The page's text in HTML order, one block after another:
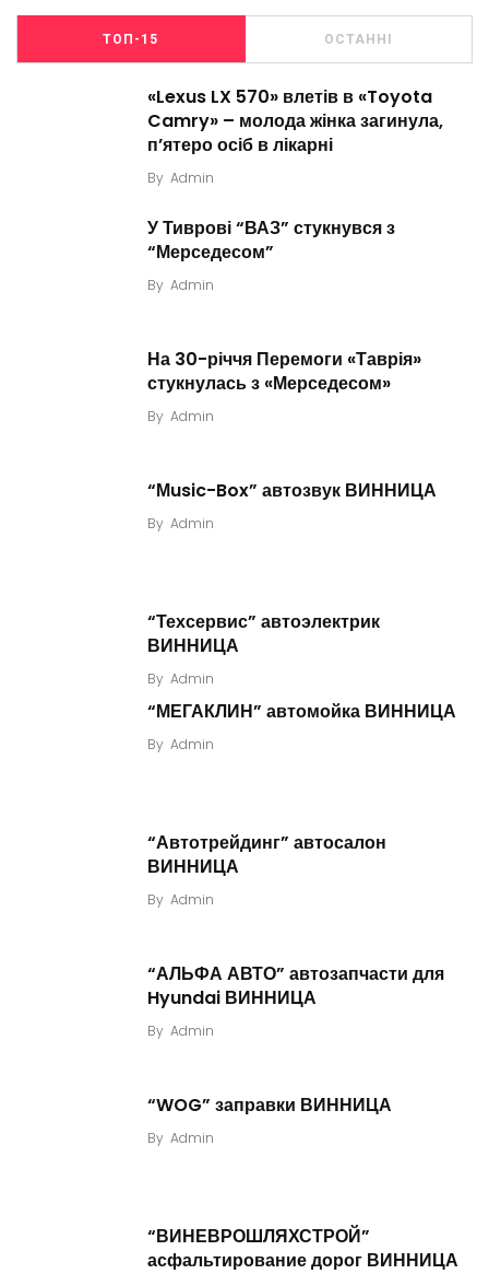
ТОП-15 ОСТАННІ
«Lexus LX 570» влетів в «Toyota
Camry» – молода жінка загинула,
п’ятеро осіб в лікарні
By Admin
У Тиврові “ВАЗ” стукнувся з
“Мерседесом”
By Admin
На 30-річчя Перемоги «Таврія»
стукнулась з «Мерседесом»
By Admin
“Мusic-Box” автозвук ВИННИЦА
By Admin
“Техсервис” автоэлектрик
ВИННИЦА
By Admin
“МЕГАКЛИН” автомойка ВИННИЦА
By Admin
“Автотрейдинг” автосалон
ВИННИЦА
By Admin
“АЛЬФА АВТО” автозапчасти для
Hyundai ВИННИЦА
By Admin
“WOG” заправки ВИННИЦА
By Admin
“ВИНЕВРОШЛЯХСТРОЙ”
асфальтирование дорог ВИННИЦА